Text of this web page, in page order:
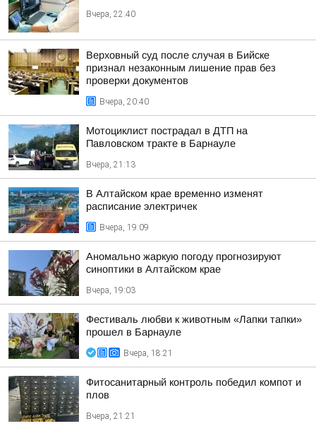
Вчера, 22:40
Верховный суд после случая в Бийске
признал незаконным лишение прав без
проверки документов
Вчера, 20:40
Мотоциклист пострадал в ДТП на
Павловском тракте в Барнауле
Вчера, 21:13
В Алтайском крае временно изменят
расписание электричек
Вчера, 19:09
Аномально жаркую погоду прогнозируют
синоптики в Алтайском крае
Вчера, 19:03
Фестиваль любви к животным «Лапки тапки»
прошел в Барнауле
Вчера, 18:21
Фитосанитарный контроль победил компот и
плов
Вчера, 21:21